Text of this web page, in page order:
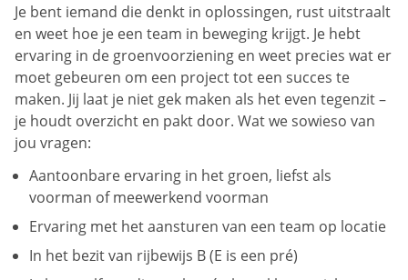
Je bent iemand die denkt in oplossingen, rust uitstraalt
en weet hoe je een team in beweging krijgt. Je hebt
ervaring in de groenvoorziening en weet precies wat er
moet gebeuren om een project tot een succes te
maken. Jij laat je niet gek maken als het even tegenzit –
je houdt overzicht en pakt door. Wat we sowieso van
jou vragen:
Aantoonbare ervaring in het groen, liefst als
voorman of meewerkend voorman
Ervaring met het aansturen van een team op locatie
In het bezit van rijbewijs B (E is een pré)